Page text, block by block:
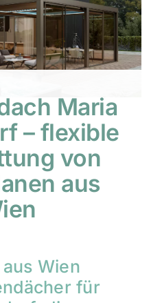
&
Maria
– flexible
von
aus
Wien
für